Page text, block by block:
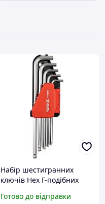
Набір шестигранних
ключів Hex Г-подібних
12 шт.
Готово до відправки